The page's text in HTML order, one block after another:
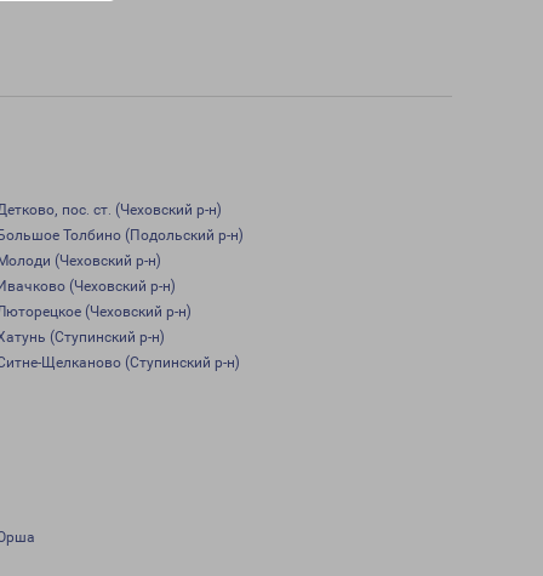
пос. ст. (Чеховский р-н)
Толбино (Подольский р-н)
(Чеховский р-н)
(Чеховский р-н)
(Чеховский р-н)
(Ступинский р-н)
Щелканово (Ступинский р-н)